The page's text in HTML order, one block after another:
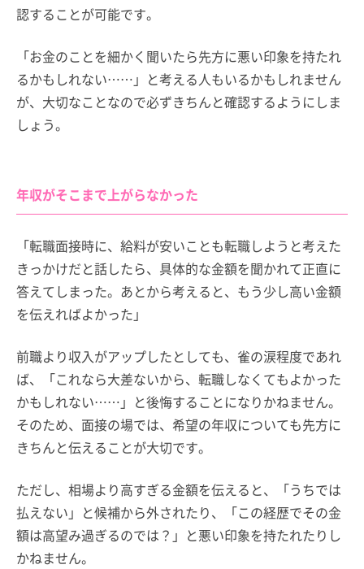
認することが可能です。
「お金のことを細かく聞いたら先方に悪い印象を持たれ
るかもしれない……」と考える人もいるかもしれません
が、大切なことなので必ずきちんと確認するようにしま
しょう。
年収がそこまで上がらなかった
「転職面接時に、給料が安いことも転職しようと考えた
きっかけだと話したら、具体的な金額を聞かれて正直に
答えてしまった。あとから考えると、もう少し高い金額
を伝えればよかった」
前職より収入がアップしたとしても、雀の涙程度であれ
ば、「これなら大差ないから、転職しなくてもよかった
かもしれない……」と後悔することになりかねません。
そのため、面接の場では、希望の年収についても先方に
きちんと伝えることが大切です。
ただし、相場より高すぎる金額を伝えると、「うちでは
払えない」と候補から外されたり、「この経歴でその金
額は高望み過ぎるのでは？」と悪い印象を持たれたりし
かねません。